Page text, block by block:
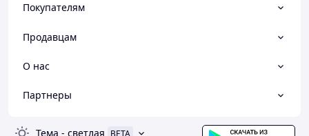
Покупателям
Продавцам
О нас
Партнеры
Тема - светлая